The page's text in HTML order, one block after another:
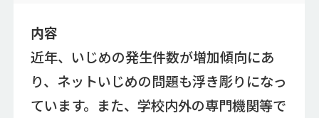
内容
近年、いじめの発生件数が増加傾向にあ
り、ネットいじめの問題も浮き彫りになっ
ています。また、学校内外の専門機関等で